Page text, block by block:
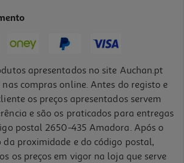
apresentados no site Auchan.pt
compras online. Antes do registo e
os preços apresentados servem
e são os praticados para entregas
postal 2650-435 Amadora. Após o
da proximidade e do código postal,
os preços em vigor na loja que serve